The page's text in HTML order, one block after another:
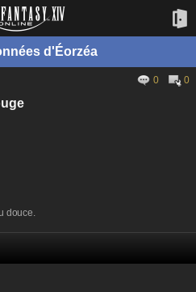
d'Éorzéa
0 0
douce.